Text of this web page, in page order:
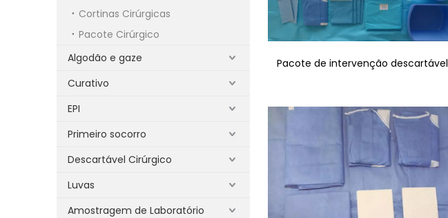
Cortinas Cirúrgicas
Pacote Cirúrgico
Algodão e gaze
Curativo
EPI
Primeiro socorro
Descartável Cirúrgico
Luvas
Amostragem de Laboratório
Pacote de intervenção descartável